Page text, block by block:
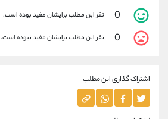
0 نفر این مطلب برایشان مفید بوده است.
0 نفر این مطلب برایشان مفید نبوده است.
اشتراک گذاری این مطلب